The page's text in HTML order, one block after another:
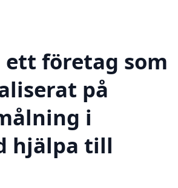
ett företag som
på
i
hjälpa till